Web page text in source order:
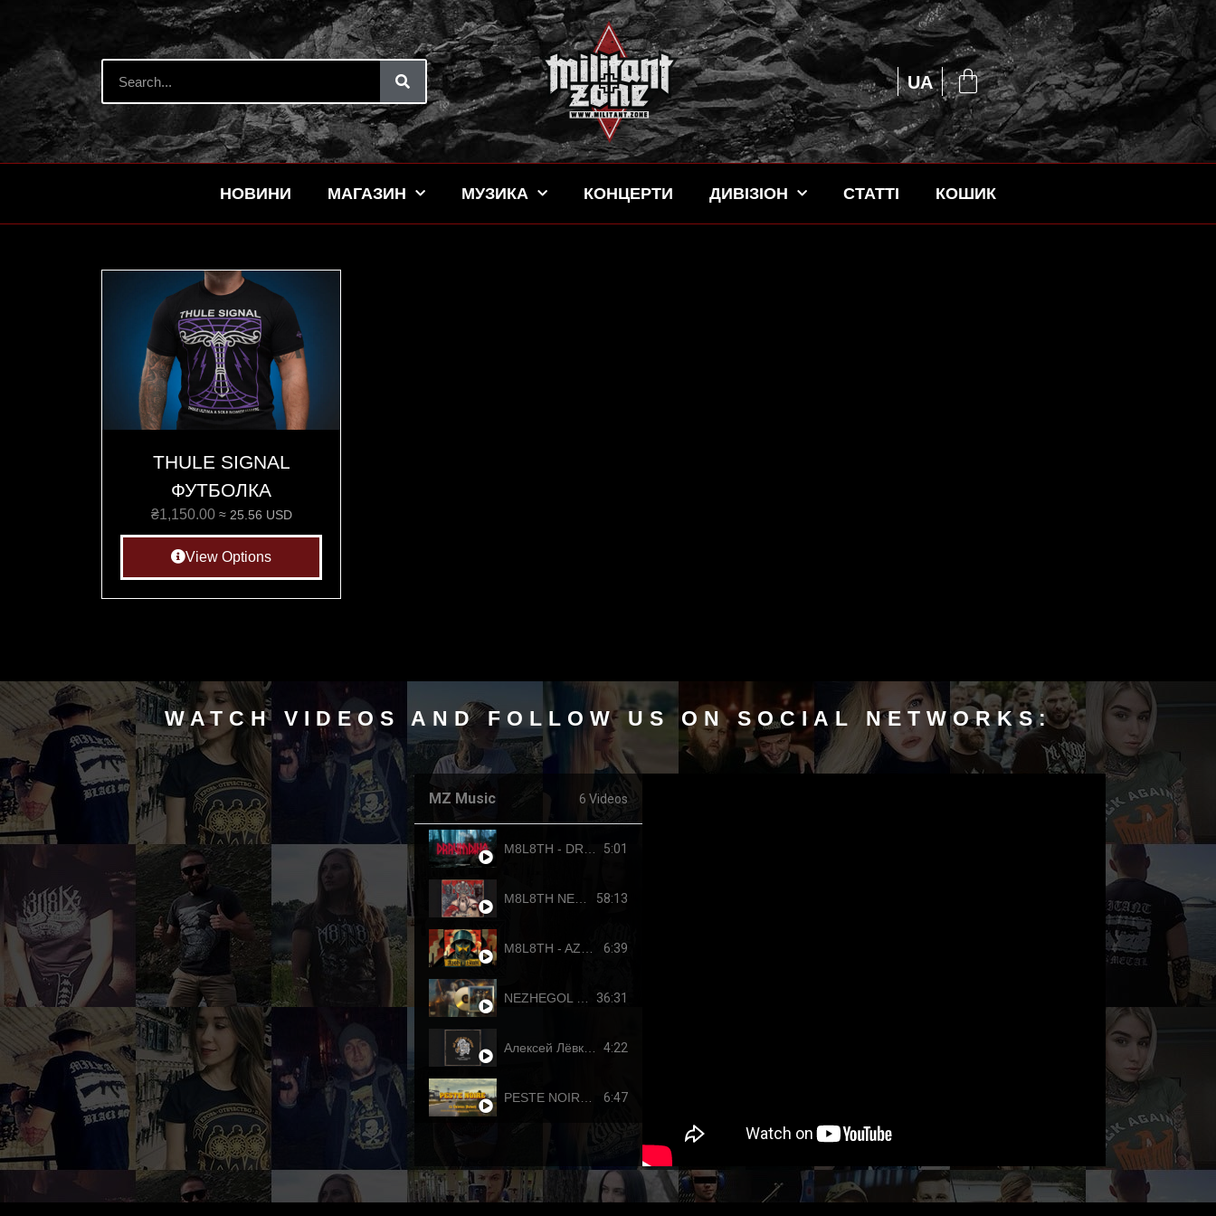
UA
RU
НОВИНИ МАГАЗИН МУЗИКА КОНЦЕРТИ ДИВІЗІОН СТАТТІ КОШИК
THULE SIGNAL
ФУТБОЛКА
₴1,150.00 ≈ 25.56 USD
View Options
WATCH VIDEOS AND FOLLOW US ON SOCIAL NETWORKS:
MZ Music 6 Videos
5:01
58:13
6:39
36:31
4:22
6:47